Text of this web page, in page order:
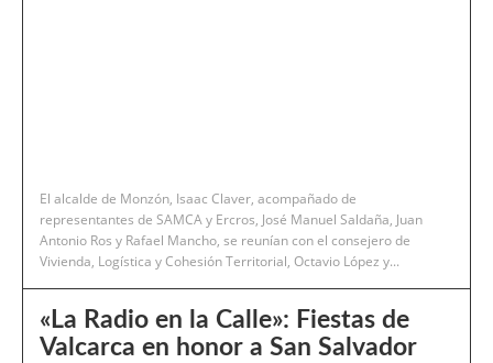
El alcalde de Monzón, Isaac Claver, acompañado de
representantes de SAMCA y Ercros, José Manuel Saldaña, Juan
Antonio Ros y Rafael Mancho, se reunían con el consejero de
Vivienda, Logística y Cohesión Territorial, Octavio López y...
«La Radio en la Calle»: Fiestas de
Valcarca en honor a San Salvador